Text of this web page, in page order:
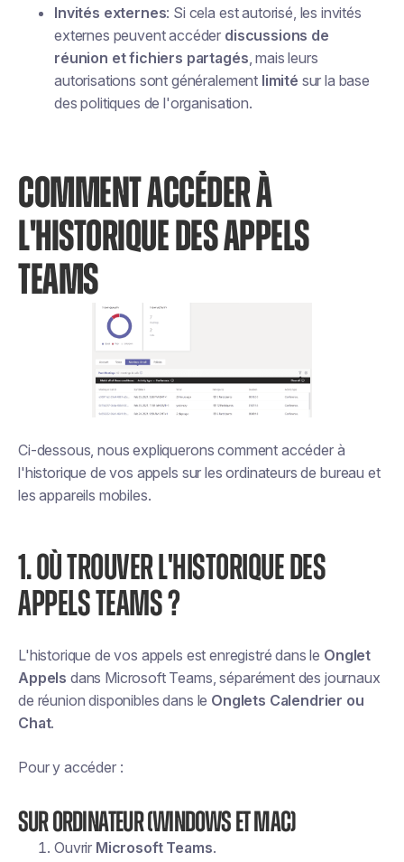
Invités externes: Si cela est autorisé, les invités
externes peuvent accéder discussions de
réunion et fichiers partagés, mais leurs
autorisations sont généralement limité sur la base
des politiques de l'organisation.
COMMENT ACCÉDER À
L'HISTORIQUE DES APPELS
TEAMS
Ci-dessous, nous expliquerons comment accéder à
l'historique de vos appels sur les ordinateurs de bureau et
les appareils mobiles.
1. OÙ TROUVER L'HISTORIQUE DES
APPELS TEAMS ?
L'historique de vos appels est enregistré dans le Onglet
Appels dans Microsoft Teams, séparément des journaux
de réunion disponibles dans le Onglets Calendrier ou
Chat.
Pour y accéder :
Sur ordinateur (Windows et Mac)
Ouvrir Microsoft Teams.